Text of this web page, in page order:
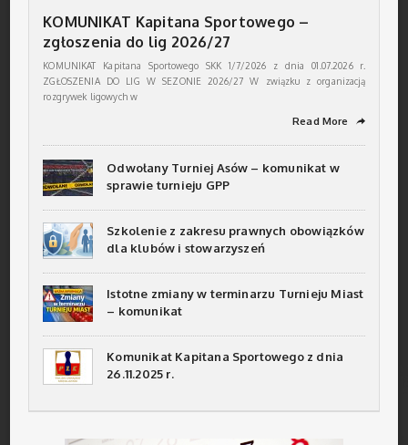
KOMUNIKAT Kapitana Sportowego –
zgłoszenia do lig 2026/27
KOMUNIKAT Kapitana Sportowego SKK 1/7/2026 z dnia 01.07.2026 r.
ZGŁOSZENIA DO LIG W SEZONIE 2026/27 W związku z organizacją
rozgrywek ligowych w
Read More ➦
Odwołany Turniej Asów – komunikat w
sprawie turnieju GPP
Szkolenie z zakresu prawnych obowiązków
dla klubów i stowarzyszeń
Istotne zmiany w terminarzu Turnieju Miast
– komunikat
Komunikat Kapitana Sportowego z dnia
26.11.2025 r.